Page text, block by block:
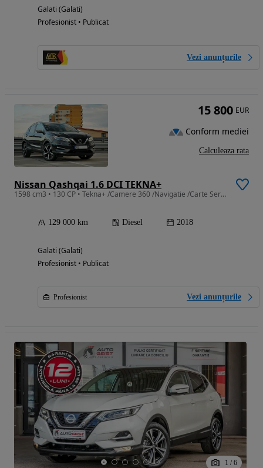
Galati (Galati)
Profesionist • Publicat
Vezi anunțurile
Nissan Qashqai 1.6 DCI TEKNA+
1598 cm3 • 130 CP • Tekna+ /Camere 360 /Navigatie /Carte Service /Unic proprietar
129 000 km Diesel 2018
Galati (Galati)
Profesionist • Publicat
Profesionist Vezi anunțurile
15 800 EUR
Conform mediei
Calculeaza rata
1 / 6